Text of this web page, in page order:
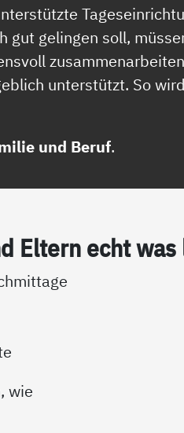
gut gelingen soll,
unterstützt. So
und Beruf.
El­tern echt was
wie